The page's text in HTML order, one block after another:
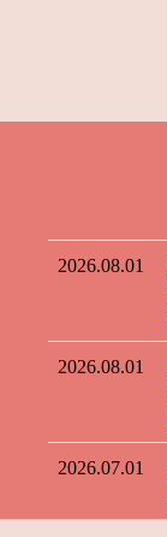
2026.08.01
2026.08.01
2026.07.01